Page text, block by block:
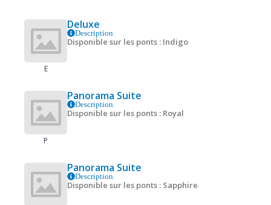
E
Deluxe
Description
Disponible sur les ponts : Indigo
P
Panorama Suite
Description
Disponible sur les ponts : Royal
Panorama Suite
Description
Disponible sur les ponts : Sapphire